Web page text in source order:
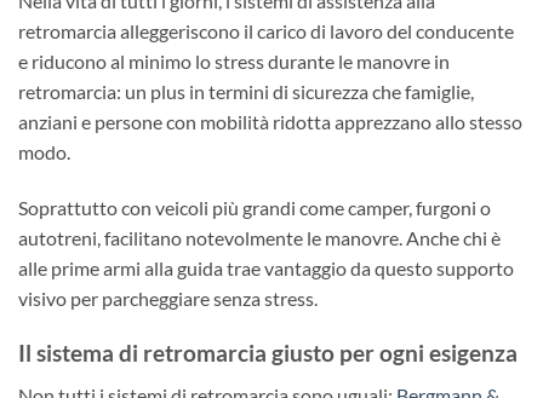
retromarcia alleggeriscono il carico di lavoro del conducente
e riducono al minimo lo stress durante le manovre in
retromarcia: un plus in termini di sicurezza che famiglie,
anziani e persone con mobilità ridotta apprezzano allo stesso
modo.
Soprattutto con veicoli più grandi come camper, furgoni o
autotreni, facilitano notevolmente le manovre. Anche chi è
alle prime armi alla guida trae vantaggio da questo supporto
visivo per parcheggiare senza stress.
Il sistema di retromarcia giusto per ogni esigenza